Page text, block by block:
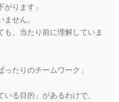
がります」
せん。
も、当たり前に理解していま
たりのチームワーク」
る目的」があるわけで、